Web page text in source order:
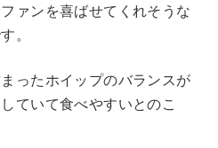
ァンを喜ばせてくれそうな
。
ったホイップのバランスが
ていて食べやすいとのこ